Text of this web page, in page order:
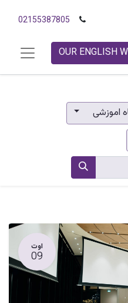
02155387805
OUR ENGLISH
اموزشی
اوت
09